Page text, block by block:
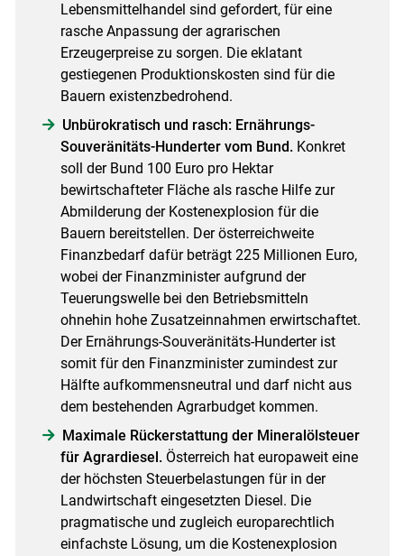
Lebensmittelhandel sind gefordert, für eine
rasche Anpassung der agrarischen
Erzeugerpreise zu sorgen. Die eklatant
gestiegenen Produktionskosten sind für die
Bauern existenzbedrohend.
Unbürokratisch und rasch: Ernährungs-
Souveränitäts-Hunderter vom Bund. Konkret
soll der Bund 100 Euro pro Hektar
bewirtschafteter Fläche als rasche Hilfe zur
Abmilderung der Kostenexplosion für die
Bauern bereitstellen. Der österreichweite
Finanzbedarf dafür beträgt 225 Millionen Euro,
wobei der Finanzminister aufgrund der
Teuerungswelle bei den Betriebsmitteln
ohnehin hohe Zusatzeinnahmen erwirtschaftet.
Der Ernährungs-Souveränitäts-Hunderter ist
somit für den Finanzminister zumindest zur
Hälfte aufkommensneutral und darf nicht aus
dem bestehenden Agrarbudget kommen.
Maximale Rückerstattung der Mineralölsteuer
für Agrardiesel.Österreich hat europaweit eine
der höchsten Steuerbelastungen für in der
Landwirtschaft eingesetzten Diesel. Die
pragmatische und zugleich europarechtlich
einfachste Lösung, um die Kostenexplosion